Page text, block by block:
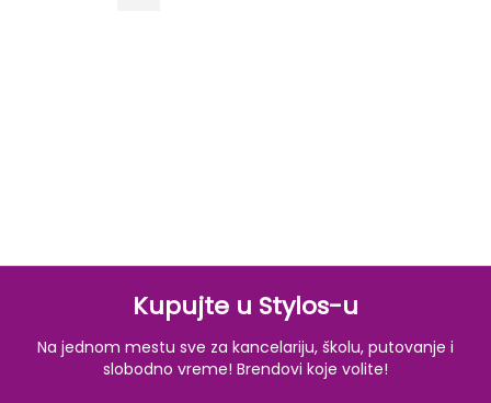
Kupujte u Stylos-u
Na jednom mestu sve za kancelariju, školu, putovanje i
slobodno vreme! Brendovi koje volite!